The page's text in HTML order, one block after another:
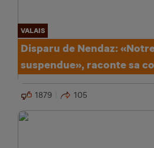
VALAIS
Disparu de Nendaz:
suspendue», raconte sa
1879 105